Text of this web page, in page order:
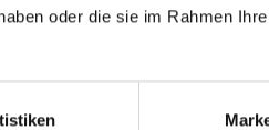
oder die sie im Rahmen
100% Alphazellulose und